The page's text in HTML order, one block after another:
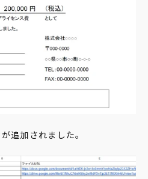
追加されました。